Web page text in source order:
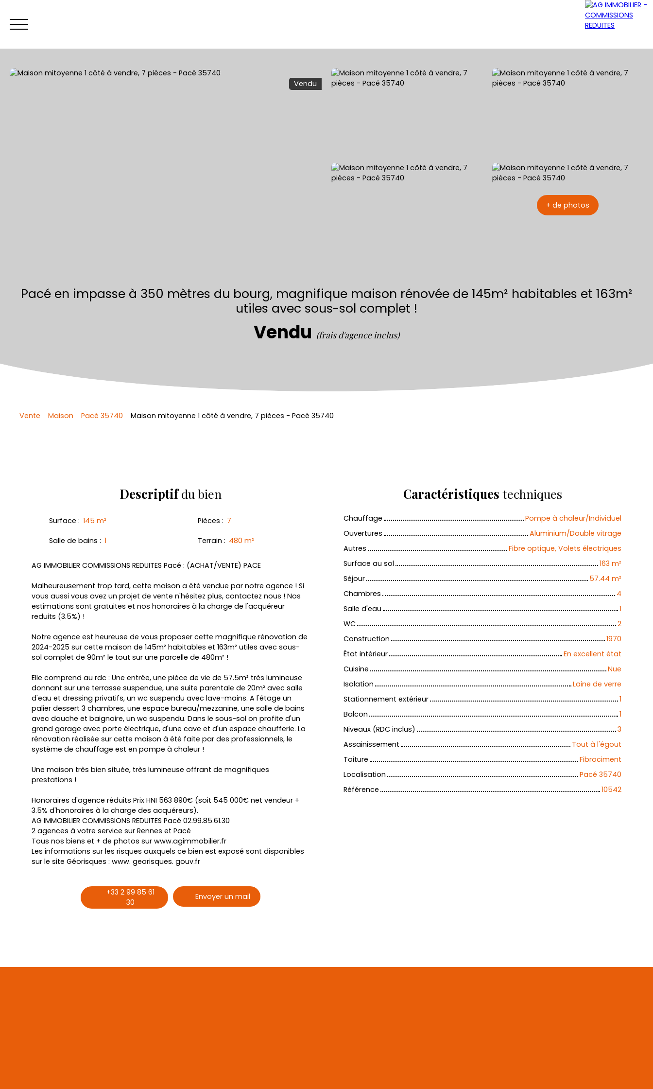
VENDRE LOUER ESTIMATION GRATUITE NOS AGENCES CONTACT
Vendu
+ de photos
Pacé en impasse à 350 mètres du bourg, magnifique maison rénovée de 145m² habitables et 163m²
utiles avec sous-sol complet !
Vendu (frais d'agence inclus)
Vente Maison Pacé 35740 Maison mitoyenne 1 côté à vendre, 7 pièces - Pacé 35740
Descriptifdu bien
Surface : 145 m² Pièces : 7
Salle de bains : 1 Terrain : 480 m²
AG IMMOBILIER COMMISSIONS REDUITES Pacé : (ACHAT/VENTE) PACE
Malheureusement trop tard, cette maison a été vendue par notre agence ! Si
vous aussi vous avez un projet de vente n'hésitez plus, contactez nous ! Nos
estimations sont gratuites et nos honoraires à la charge de l'acquéreur
reduits (3.5%) !
Notre agence est heureuse de vous proposer cette magnifique rénovation de
2024-2025 sur cette maison de 145m² habitables et 163m² utiles avec sous-
sol complet de 90m² le tout sur une parcelle de 480m² !
Elle comprend au rdc : Une entrée, une pièce de vie de 57.5m² très lumineuse
donnant sur une terrasse suspendue, une suite parentale de 20m² avec salle
d'eau et dressing privatifs, un wc suspendu avec lave-mains. A l'étage un
palier dessert 3 chambres, une espace bureau/mezzanine, une salle de bains
avec douche et baignoire, un wc suspendu. Dans le sous-sol on profite d'un
grand garage avec porte électrique, d'une cave et d'un espace chaufferie. La
rénovation réalisée sur cette maison à été faite par des professionnels, le
système de chauffage est en pompe à chaleur !
Une maison très bien située, très lumineuse offrant de magnifiques
prestations !
Honoraires d'agence réduits Prix HNI 563 890€ (soit 545 000€ net vendeur +
3.5% d'honoraires à la charge des acquéreurs).
AG IMMOBILIER COMMISSIONS REDUITES Pacé 02.99.85.61.30
2 agences à votre service sur Rennes et Pacé
Tous nos biens et + de photos sur www.agimmobilier.fr
Les informations sur les risques auxquels ce bien est exposé sont disponibles
sur le site Géorisques : www. georisques. gouv.fr
+33 2 99 85 61
30
Envoyer un mail
Caractéristiques techniques
Chauffage
Pompe à chaleur/Individuel
Ouvertures
Aluminium/Double vitrage
Autres
Fibre optique, Volets électriques
Surface au sol
163 m²
Séjour
57.44 m²
Chambres
4
Salle d'eau
1
WC
2
Construction
1970
État intérieur
En excellent état
Cuisine
Nue
Isolation
Laine de verre
Stationnement extérieur
1
Balcon
1
Niveaux (RDC inclus)
3
Assainissement
Tout à l'égout
Toiture
Fibrociment
Localisation
Pacé 35740
Référence
10542